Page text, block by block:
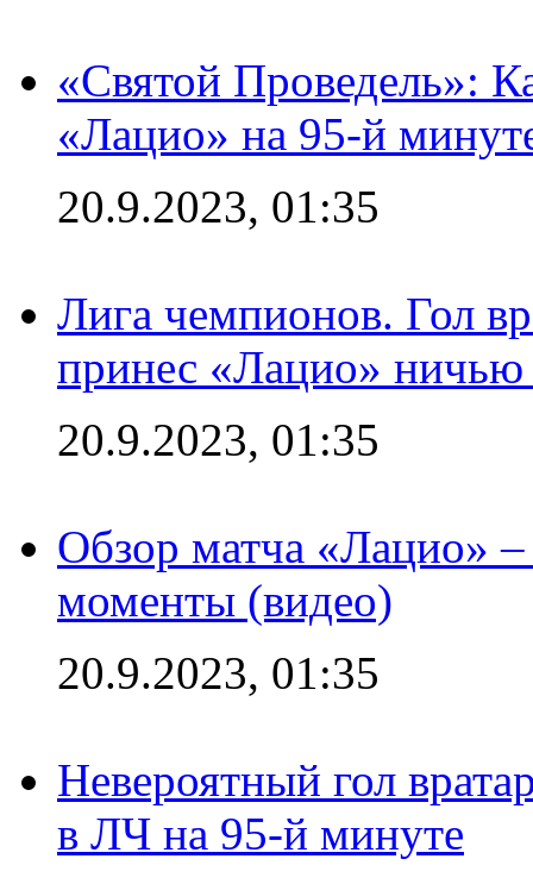
«Святой Проведель»:
«Лацио» на 95-й
20.9.2023, 01:35
Лига чемпионов. Гол
принес «Лацио» ничью
20.9.2023, 01:35
Обзор матча «Лацио»
моменты (видео)
20.9.2023, 01:35
Невероятный гол
в ЛЧ на 95-й минуте